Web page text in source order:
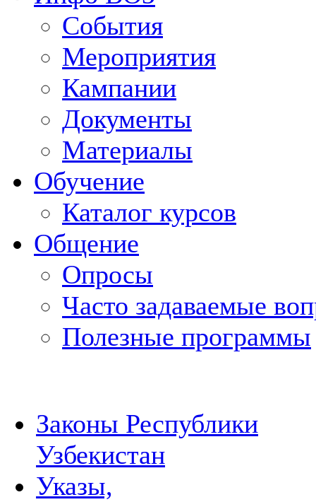
События
Мероприятия
Кампании
Документы
Материалы
Обучение
Каталог курсов
Общение
Опросы
Часто задаваемые
Полезные программы
Законы Республики
Узбекистан
Указы,